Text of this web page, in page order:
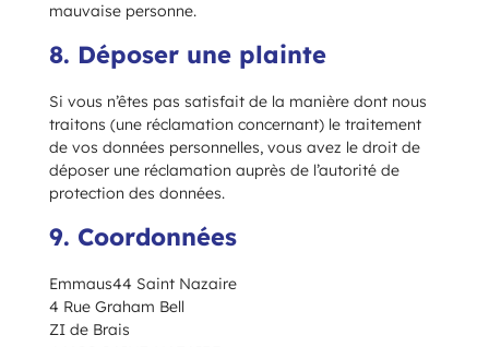
mauvaise personne.
8. Déposer une plainte
Si vous n’êtes pas satisfait de la manière dont nous
traitons (une réclamation concernant) le traitement
de vos données personnelles, vous avez le droit de
déposer une réclamation auprès de l’autorité de
protection des données.
9. Coordonnées
Emmaus44 Saint Nazaire
4 Rue Graham Bell
ZI de Brais